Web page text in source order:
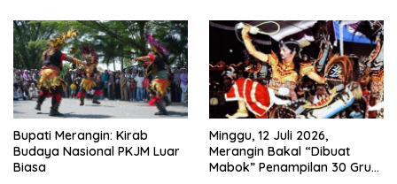
Sejak 2002
Bupati Merangin: Kirab
Budaya Nasional PKJM Luar
Biasa
Minggu, 12 Juli 2026,
Merangin Bakal “Dibuat
Mabok” Penampilan 30 Grup